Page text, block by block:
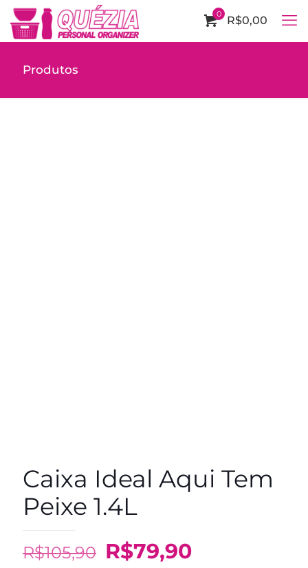
0 R$0,00
Produtos
Caixa Ideal Aqui Tem
Peixe 1.4L
R$105,90 O
R$79,90O